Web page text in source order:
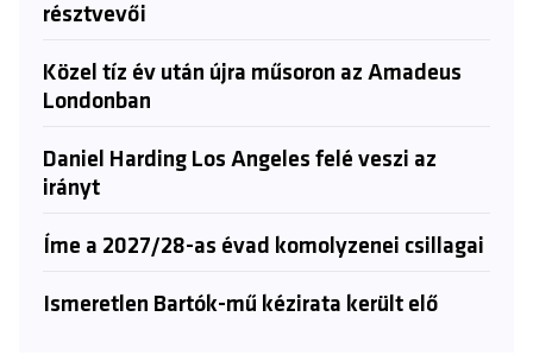
résztvevői
Közel tíz év után újra műsoron az Amadeus
Londonban
Daniel Harding Los Angeles felé veszi az
irányt
Íme a 2027/28-as évad komolyzenei csillagai
Ismeretlen Bartók-mű kézirata került elő